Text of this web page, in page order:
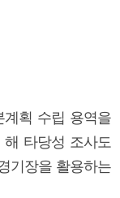
계획 수립 용역을
타당성 조사도
기장을 활용하는